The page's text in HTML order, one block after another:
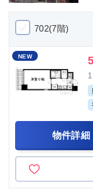
702(7階)
NEW
物件詳細